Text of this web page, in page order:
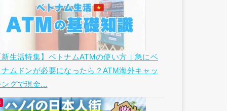
新生活特集】ベトナムATMの使い方｜急にベ
ナムドンが必要になったら？ATM海外キャッ
ングで現金...